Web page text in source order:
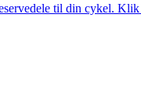
til din cykel. Klik